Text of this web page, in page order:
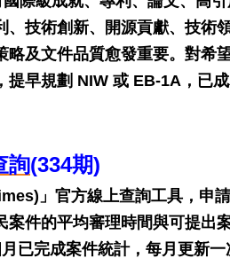
技術創新、開源貢獻、技術
及文件品質愈發重要。對希
早規劃 NIW 或 EB-1A，已
詢(334期)
」官方線上查詢工具，申請
件的平均審理時間與可提出
已完成案件統計，每月更新